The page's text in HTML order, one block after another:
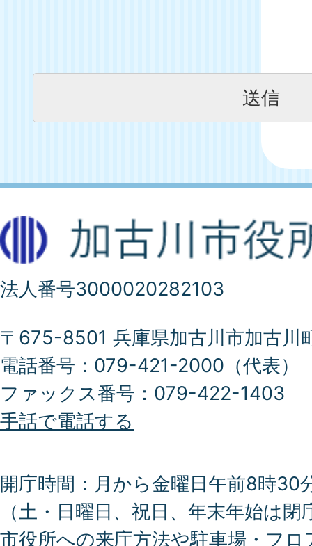
法人番号3000020282103
〒675-8501 兵庫県加古川市加古川
電話番号：079-421-2000（代表）
ファックス番号：079-422-1403
手話で電話する
開庁時間：月から金曜日午前8時30
（土・日曜日、祝日、年末年始は閉
市役所への来庁方法や駐車場・フ